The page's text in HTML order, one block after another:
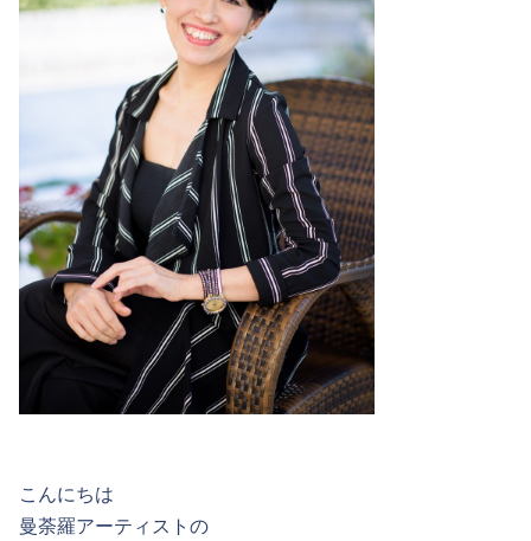
こんにちは
曼荼羅アーティストの